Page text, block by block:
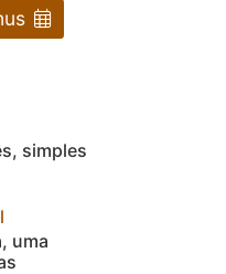
simples
uma